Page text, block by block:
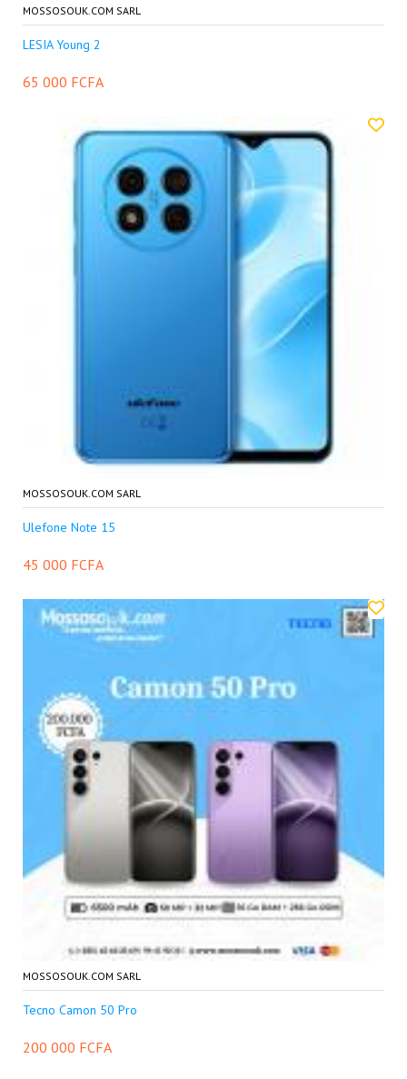
MOSSOSOUK.COM SARL
LESIA Young 2
65 000 FCFA
MOSSOSOUK.COM SARL
Ulefone Note 15
45 000 FCFA
MOSSOSOUK.COM SARL
Tecno Camon 50 Pro
200 000 FCFA